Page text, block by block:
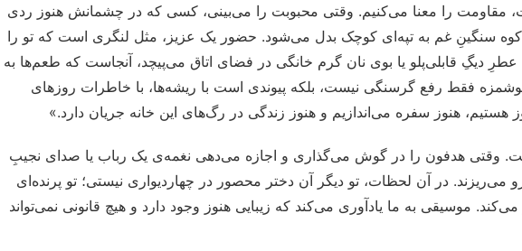
مقاومت را معنا می‌کنیم. وقتی محبوبت را می‌بینی، کسی که در چشمانش هنوز ردی
کوه سنگینِ غم به تپه‌ای کوچک بدل می‌شود. حضور یک عزیز، مثل لنگری است که تو را
عطرِ دیگِ قابلی‌پلو یا بوی نان گرم خانگی در فضای اتاق می‌پیچد، آنجاست که طعم‌ها به
فقط رفع گرسنگی نیست، بلکه پیوندی است با ریشه‌ها، با خاطرات روزهای
هستیم، هنوز سفره می‌اندازیم و هنوز زندگی در رگ‌های این خانه جریان دارد.»
وقتی هدفون را در گوش می‌گذاری و اجازه می‌دهی نغمه‌ی یک رباب یا صدای نجیبِ
می‌ریزند. در آن لحظات، تو دیگر آن دختر محصور در چهاردیواری نیستی؛ تو پرنده‌ای
موسیقی به ما یادآوری می‌کند که زیبایی هنوز وجود دارد و هیچ قانونی نمی‌تواند